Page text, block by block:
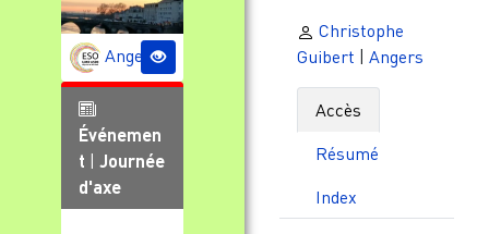
Angers
Événemen
t
Journée
d'axe
Christophe
Guibert | Angers
Accès
Résumé
Index